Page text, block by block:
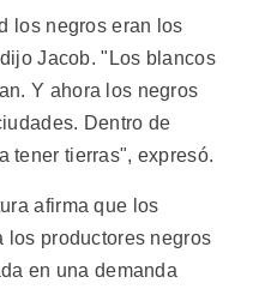
los negros eran los
Jacob. "Los blancos
Y ahora los negros
Dentro de
tener tierras", expresó.
afirma que los
los productores negros
en una demanda